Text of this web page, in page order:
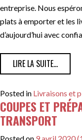
entreprise. Nous
plats à emporter et les
d’aujourd’hui avec
LIRE LA SUITE…FROM
Posted in Livraisons et
COUPES ET
TRANSPORT